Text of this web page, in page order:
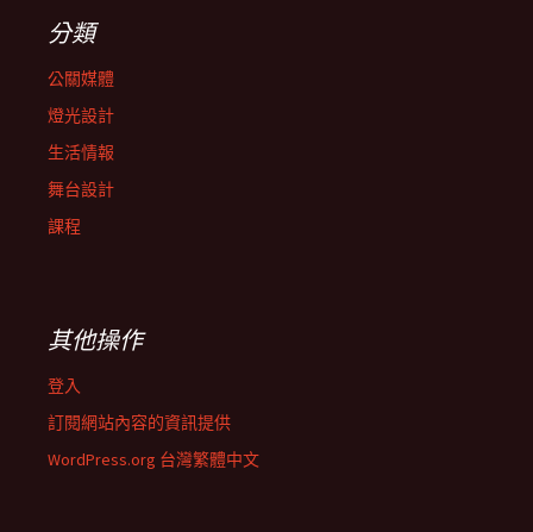
分類
公關媒體
燈光設計
生活情報
舞台設計
課程
其他操作
登入
訂閱網站內容的資訊提供
WordPress.org 台灣繁體中文